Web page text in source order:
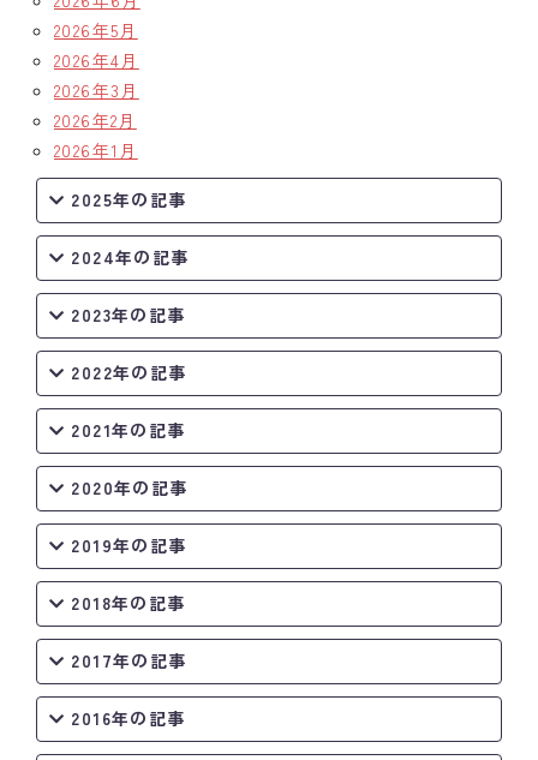
例会場・事務局の案内
リンク集
情報公開
入会のご案内
2026年5月
2026年4月
2026年3月
2026年2月
2026年1月
2025年の記事
2024年の記事
2023年の記事
2022年の記事
2021年の記事
2020年の記事
2019年の記事
2018年の記事
2017年の記事
2016年の記事